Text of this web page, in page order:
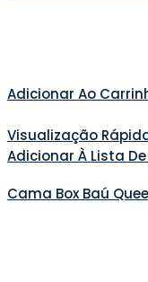
Adicionar Ao
Visualização
Adicionar À Lista
Cama Box Baú